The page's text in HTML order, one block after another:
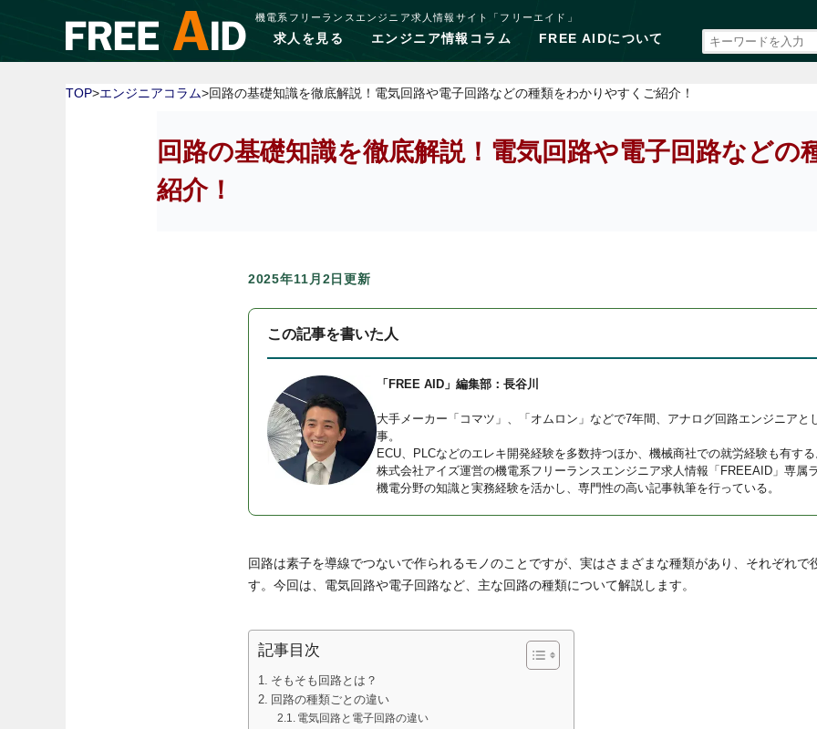
機電系フリーランスエンジニア求人情報サイト「フリーエイド」
求人を見る エンジニア情報コラム FREE AIDについて
TOP>エンジニアコラム>回路の基礎知識を徹底解説！電気回路や電子回路などの種類をわかりやすくご紹介！
回路の基礎知識を徹底解説！電気回路や電子回路などの
紹介！
2025年11月2日更新
この記事を書いた人
「FREE AID」編集部：長谷川
大手メーカー「コマツ」、「オムロン」などで7年間、アナログ回路エンジニアと
事。
ECU、PLCなどのエレキ開発経験を多数持つほか、機械商社での就労経験も有す
株式会社アイズ運営の機電系フリーランスエンジニア求人情報「FREEAID」専属
機電分野の知識と実務経験を活かし、専門性の高い記事執筆を行っている。
回路は素子を導線でつないで作られるモノのことですが、実はさまざまな種類があり、それぞれで
す。今回は、電気回路や電子回路など、主な回路の種類について解説します。
記事目次
そもそも回路とは？
回路の種類ごとの違い
電気回路と電子回路の違い